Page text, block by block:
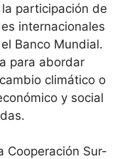
participación de
internacionales
Banco Mundial.
para abordar
climático o
y social
Cooperación Sur-